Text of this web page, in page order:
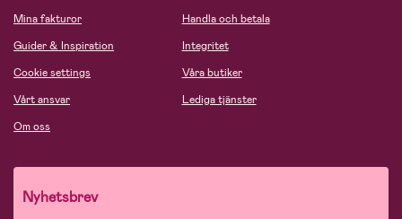
Mina fakturor
Guider & Inspiration
Cookie settings
Vårt ansvar
Om oss
Handla och betala
Integritet
Våra butiker
Lediga tjänster
Nyhetsbrev